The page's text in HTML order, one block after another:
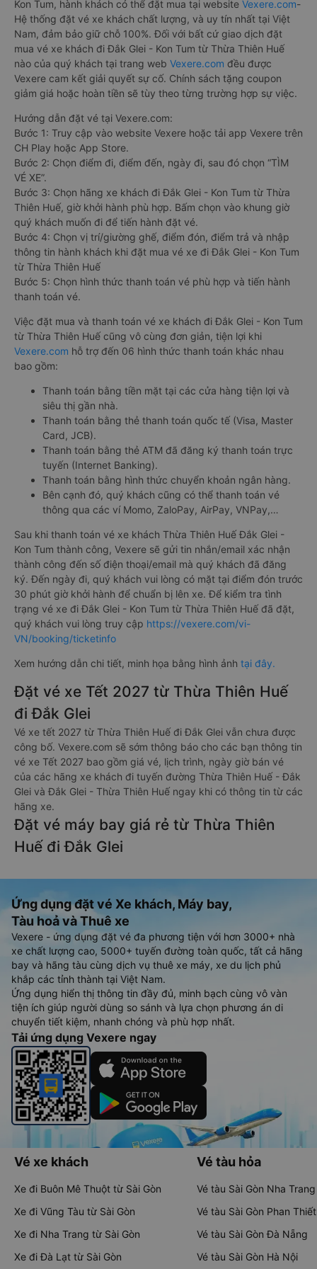
Kon Tum, hành khách có thể đặt mua tại website Vexere.com-
Hệ thống đặt vé xe khách chất lượng, và uy tín nhất tại Việt
Nam, đảm bảo giữ chỗ 100%. Đối với bất cứ giao dịch đặt
mua vé xe khách đi Đắk Glei - Kon Tum từ Thừa Thiên Huế
nào của quý khách tại trang web Vexere.com đều được
Vexere cam kết giải quyết sự cố. Chính sách tặng coupon
giảm giá hoặc hoàn tiền sẽ tùy theo từng trường hợp sự việc.
Hướng dẫn đặt vé tại Vexere.com:
Bước 1: Truy cập vào website Vexere hoặc tải app Vexere trên
CH Play hoặc App Store.
Bước 2: Chọn điểm đi, điểm đến, ngày đi, sau đó chọn “TÌM
VÉ XE”.
Bước 3: Chọn hãng xe khách đi Đắk Glei - Kon Tum từ Thừa
Thiên Huế, giờ khởi hành phù hợp. Bấm chọn vào khung giờ
quý khách muốn đi để tiến hành đặt vé.
Bước 4: Chọn vị trí/giường ghế, điểm đón, điểm trả và nhập
thông tin hành khách khi đặt mua vé xe đi Đắk Glei - Kon Tum
từ Thừa Thiên Huế
Bước 5: Chọn hình thức thanh toán vé phù hợp và tiến hành
thanh toán vé.
Việc đặt mua và thanh toán vé xe khách đi Đắk Glei - Kon Tum
từ Thừa Thiên Huế cũng vô cùng đơn giản, tiện lợi khi
Vexere.com hỗ trợ đến 06 hình thức thanh toán khác nhau
bao gồm:
Thanh toán bằng tiền mặt tại các cửa hàng tiện lợi và
siêu thị gần nhà.
Thanh toán bằng thẻ thanh toán quốc tế (Visa, Master
Card, JCB).
Thanh toán bằng thẻ ATM đã đăng ký thanh toán trực
tuyến (Internet Banking).
Thanh toán bằng hình thức chuyển khoản ngân hàng.
Bên cạnh đó, quý khách cũng có thể thanh toán vé
thông qua các ví Momo, ZaloPay, AirPay, VNPay,…
Sau khi thanh toán vé xe khách Thừa Thiên Huế Đắk Glei -
Kon Tum thành công, Vexere sẽ gửi tin nhắn/email xác nhận
thành công đến số điện thoại/email mà quý khách đã đăng
ký. Đến ngày đi, quý khách vui lòng có mặt tại điểm đón trước
30 phút giờ khởi hành để chuẩn bị lên xe. Để kiểm tra tình
trạng vé xe đi Đắk Glei - Kon Tum từ Thừa Thiên Huế đã đặt,
quý khách vui lòng truy cập https://vexere.com/vi-
VN/booking/ticketinfo
Xem hướng dẫn chi tiết, minh họa bằng hình ảnh tại đây.
Đặt vé xe Tết 2027 từ Thừa Thiên Huế
đi Đắk Glei
Vé xe tết 2027 từ Thừa Thiên Huế đi Đắk Glei vẫn chưa được
công bố. Vexere.com sẽ sớm thông báo cho các bạn thông tin
vé xe Tết 2027 bao gồm giá vé, lịch trình, ngày giờ bán vé
của các hãng xe khách đi tuyến đường Thừa Thiên Huế - Đắk
Glei và Đắk Glei - Thừa Thiên Huế ngay khi có thông tin từ các
hãng xe.
Đặt vé máy bay giá rẻ từ Thừa Thiên
Huế đi Đắk Glei
Ứng dụng đặt vé Xe khách, Máy bay,
Tàu hoả và Thuê xe
Vexere - ứng dụng đặt vé đa phương tiện với hơn 3000+ nhà
xe chất lượng cao, 5000+ tuyến đường toàn quốc, tất cả hãng
bay và hãng tàu cùng dịch vụ thuê xe máy, xe du lịch phủ
khắp các tỉnh thành tại Việt Nam.
Ứng dụng hiển thị thông tin đầy đủ, minh bạch cùng vô vàn
tiện ích giúp người dùng so sánh và lựa chọn phương án di
chuyển tiết kiệm, nhanh chóng và phù hợp nhất.
Tải ứng dụng Vexere ngay
Vé xe khách
Xe đi Buôn Mê Thuột từ Sài Gòn
Xe đi Vũng Tàu từ Sài Gòn
Xe đi Nha Trang từ Sài Gòn
Xe đi Đà Lạt từ Sài Gòn
Vé tàu hỏa
Vé tàu Sài Gòn Nha Trang
Vé tàu Sài Gòn Phan Thiết
Vé tàu Sài Gòn Đà Nẵng
Vé tàu Sài Gòn Hà Nội